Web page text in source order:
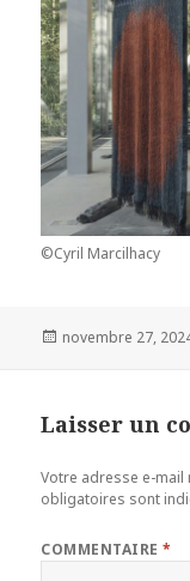
©Cyril Marcilhacy
Publié
novembre 27,
Laisser un
Votre adresse e-mail
obligatoires sont
COMMENTAIRE*